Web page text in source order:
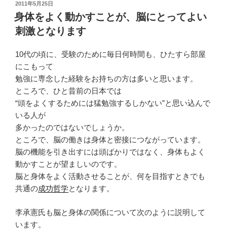
投
稿
日:
2011年5月25日
身体をよく動かすことが、脳にとってよい
刺激となります
10代の頃に、受験のために毎日何時間も、ひたすら部屋
にこもって
勉強に専念した経験をお持ちの方は多いと思います。
ところで、ひと昔前の日本では
“頭をよくするためには猛勉強するしかない”と思い込んで
いる人が
多かったのではないでしょうか。
ところで、脳の働きは身体と密接につながっています。
脳の機能を引き出すには頭ばかりではなく、身体もよく
動かすことが望ましいのです。
脳と身体をよく活動させることが、何を目指すときでも
共通の成功哲学となります。
李承憲氏も脳と身体の関係について次のように説明して
います。